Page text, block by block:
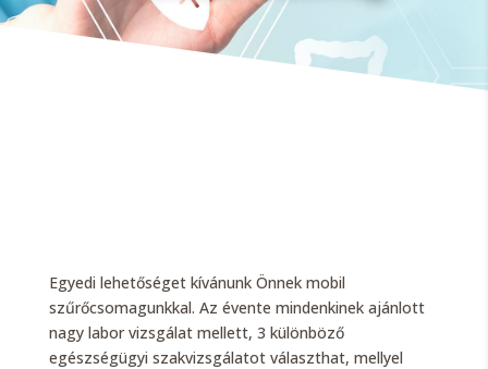
Egyedi lehetőséget kívánunk Önnek mobil
szűrőcsomagunkkal. Az évente mindenkinek ajánlott
nagy labor vizsgálat mellett, 3 különböző
egészségügyi szakvizsgálatot választhat, mellyel